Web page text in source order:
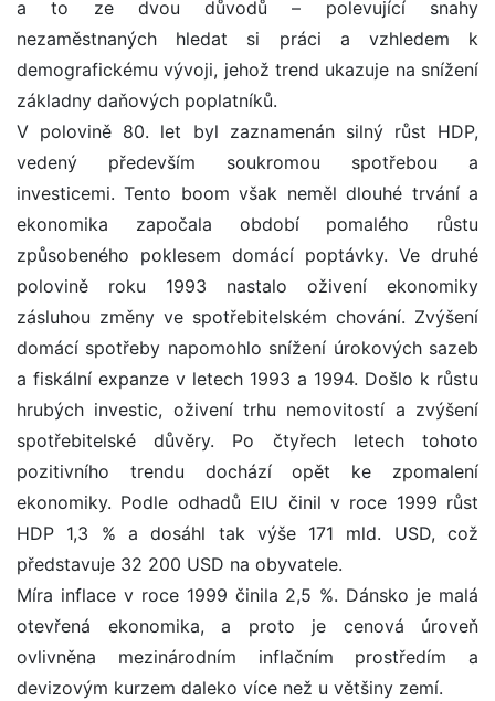
a to ze dvou důvodů – polevující snahy
nezaměstnaných hledat si práci a vzhledem k
demografickému vývoji, jehož trend ukazuje na snížení
základny daňových poplatníků.
V polovině 80. let byl zaznamenán silný růst HDP,
vedený především soukromou spotřebou a
investicemi. Tento boom však neměl dlouhé trvání a
ekonomika započala období pomalého růstu
způsobeného poklesem domácí poptávky. Ve druhé
polovině roku 1993 nastalo oživení ekonomiky
zásluhou změny ve spotřebitelském chování. Zvýšení
domácí spotřeby napomohlo snížení úrokových sazeb
a fiskální expanze v letech 1993 a 1994. Došlo k růstu
hrubých investic, oživení trhu nemovitostí a zvýšení
spotřebitelské důvěry. Po čtyřech letech tohoto
pozitivního trendu dochází opět ke zpomalení
ekonomiky. Podle odhadů EIU činil v roce 1999 růst
HDP 1,3 % a dosáhl tak výše 171 mld. USD, což
představuje 32 200 USD na obyvatele.
Míra inflace v roce 1999 činila 2,5 %. Dánsko je malá
otevřená ekonomika, a proto je cenová úroveň
ovlivněna mezinárodním inflačním prostředím a
devizovým kurzem daleko více než u většiny zemí.